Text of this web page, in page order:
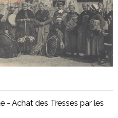
- Achat des Tresses par les